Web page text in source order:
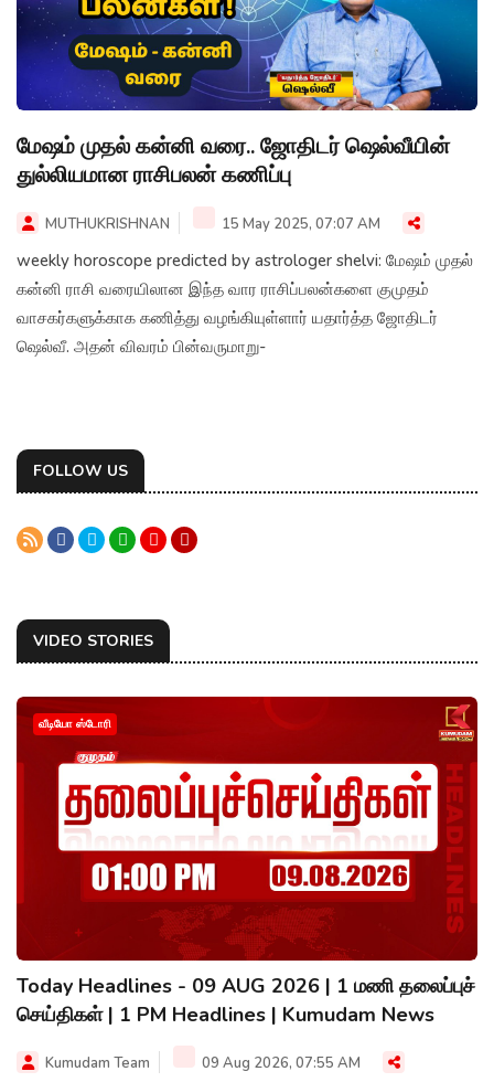
மேஷம் முதல் கன்னி வரை.. ஜோதிடர் ஷெல்வீயின்
துல்லியமான ராசிபலன் கணிப்பு
MUTHUKRISHNAN 15 May 2025, 07:07 AM
weekly horoscope predicted by astrologer shelvi: மேஷம் முதல்
கன்னி ராசி வரையிலான இந்த வார ராசிப்பலன்களை குமுதம்
வாசகர்களுக்காக கணித்து வழங்கியுள்ளார் யதார்த்த ஜோதிடர்
ஷெல்வீ. அதன் விவரம் பின்வருமாறு-
FOLLOW US
VIDEO STORIES
வீடியோ ஸ்டோரி
Today Headlines - 09 AUG 2026 | 1 மணி தலைப்புச்
செய்திகள் | 1 PM Headlines | Kumudam News
Kumudam Team 09 Aug 2026, 07:55 AM